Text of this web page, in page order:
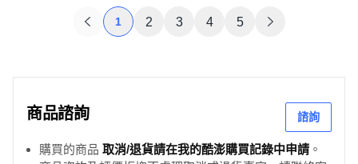
1 2 3 4 5
商品諮詢 諮詢
購買的商品 取消/退貨請在我的酷澎購買記錄中申請 。